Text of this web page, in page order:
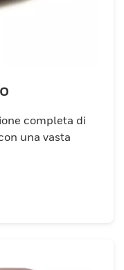
completa di
una vasta